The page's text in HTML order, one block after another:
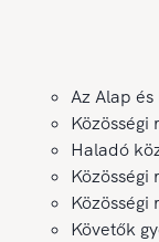
Az Alap
Közösségi
Haladó
Közösségi
Közösségi
Követők